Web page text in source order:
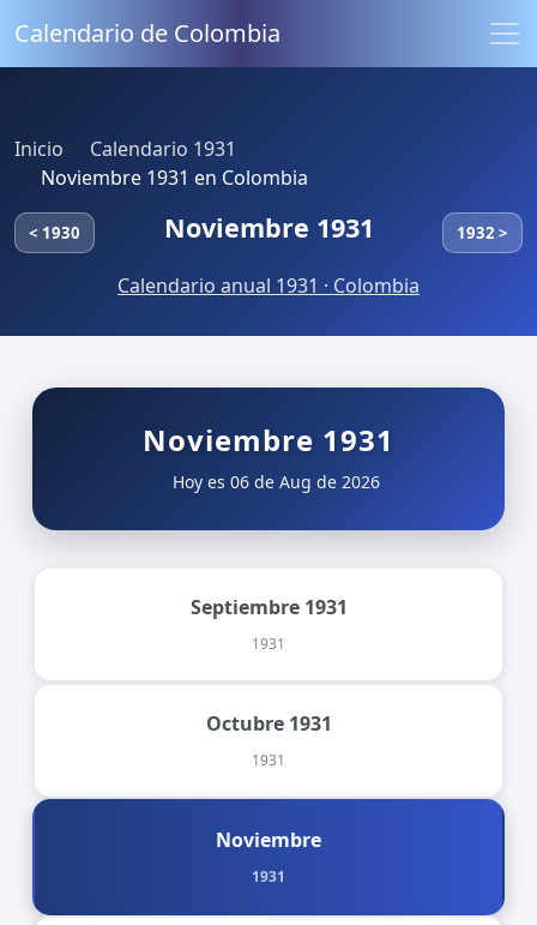
Calendario de Colombia
Inicio
Calendario 1931
Noviembre 1931 en Colombia
< 1930 Noviembre 1931 1932 >
Calendario anual 1931 · Colombia
Noviembre 1931
Hoy es 06 de Aug de 2026
Septiembre 1931
1931
Octubre 1931
1931
Noviembre
1931